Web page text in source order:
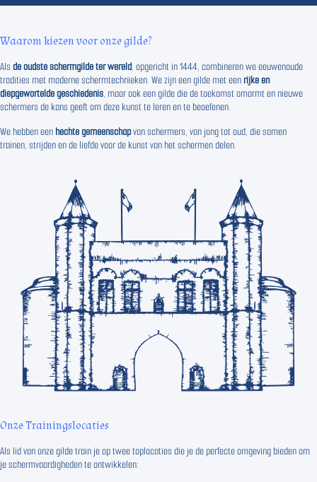
Waarom kiezen voor onze gilde?
Als de oudste schermgilde ter wereld, opgericht in 1444, combineren we eeuwenoude
tradities met moderne schermtechnieken. We zijn een gilde met een rijke en
diepgewortelde geschiedenis, maar ook een gilde die de toekomst omarmt en nieuwe
schermers de kans geeft om deze kunst te leren en te beoefenen.
We hebben een hechte gemeenschapvan schermers, van jong tot oud, die samen
trainen, strijden en de liefde voor de kunst van het schermen delen.
Onze Trainingslocaties
Als lid van onze gilde train je op twee toplocaties die je de perfecte omgeving bieden om
je schermvaardigheden te ontwikkelen: